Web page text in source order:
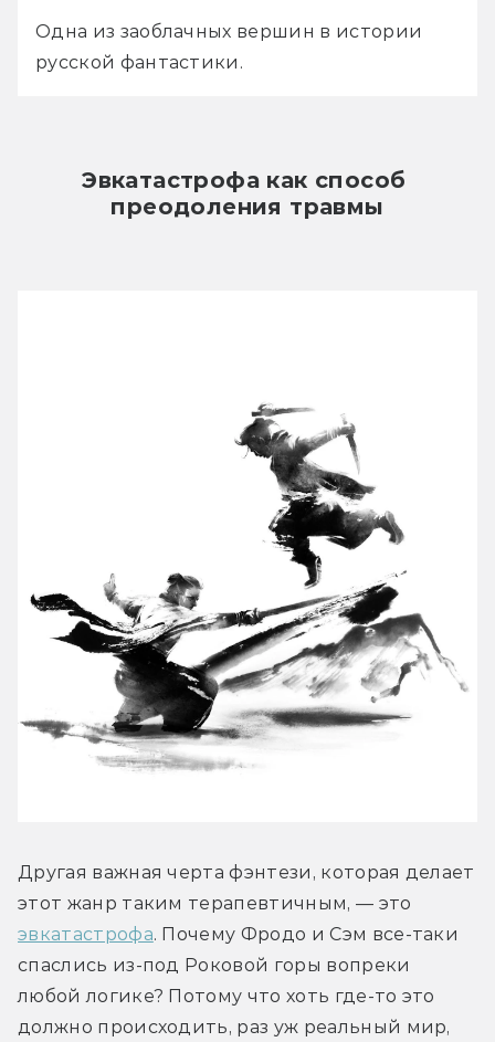
Одна из заоблачных вершин в истории
русской фантастики.
Эвкатастрофа как способ
преодоления травмы
Другая важная черта фэнтези, которая делает
эвкатастрофа. Почему Фродо и Сэм все-таки
спаслись из-под Роковой горы вопреки
любой логике? Потому что хоть где-то это
должно происходить, раз уж реальный мир,